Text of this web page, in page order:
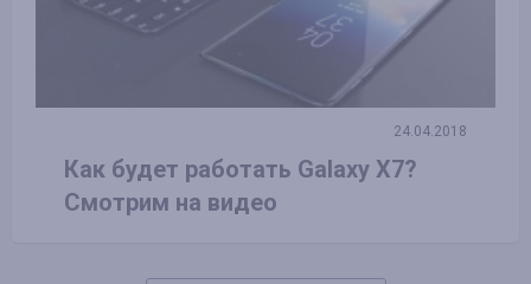
24.04.2018
Как будет работать Galaxy X7?
Смотрим на видео